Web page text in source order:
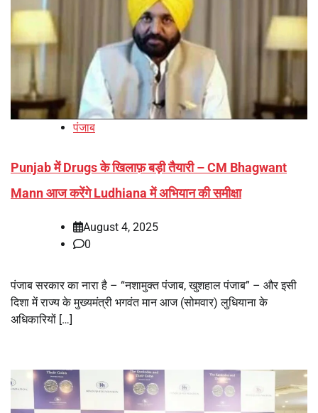
पंजाब
Punjab में Drugs के खिलाफ़ बड़ी तैयारी – CM Bhagwant
Mann आज करेंगे Ludhiana में अभियान की समीक्षा
August 4, 2025
0
पंजाब सरकार का नारा है – “नशामुक्त पंजाब, खुशहाल पंजाब” – और इसी
दिशा में राज्य के मुख्यमंत्री भगवंत मान आज (सोमवार) लुधियाना के
अधिकारियों […]